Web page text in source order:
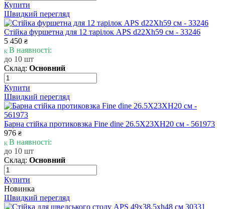
Купити
Швидкий перегляд
Стійка фуршетна для 12 тарілок APS d22Xh59 см - 33246
5 450 ₴
В наявності:
до 10 шт
Склад: Основний
Купити
Швидкий перегляд
Барна стійка протиковзка Fine dine 26.5X23XH20 см - 561973
976 ₴
В наявності:
до 10 шт
Склад: Основний
Купити
Новинка
Швидкий перегляд